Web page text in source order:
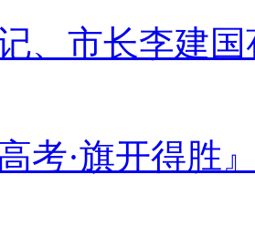
、市长李建
高考·旗开得胜